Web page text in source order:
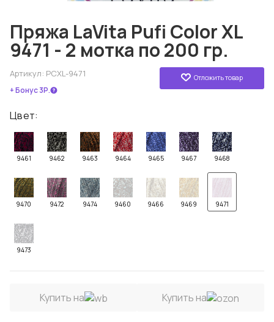
Пряжа LaVita Pufi Color XL
9471 - 2 мотка по 200 гр.
Отложить товар
Артикул: PCXL-9471
+ Бонус 3Р.
Цвет:
9461 9462 9463 9464 9465 9467 9468
9470 9472 9474 9460 9466 9469 9471
9473
Купить на Купить на